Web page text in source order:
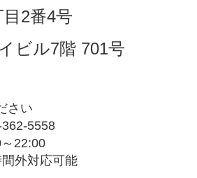
2番4号
ビル7階 701号
さい
5558
22:00
外対応可能